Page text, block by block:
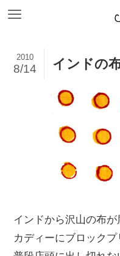
インドの
2010
8/14
インドから沢山の布が
カディーにブロック